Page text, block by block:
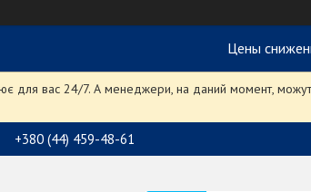
Цены
для вас 24/7. А менеджери, на даний момент,
+380 (44) 459-48-61